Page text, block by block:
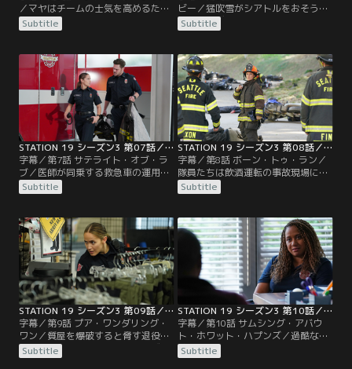
／マヤはチームの士気を高めるため
に隊員たちをキャンプに連れ出す
が、事態は予想外の展開となり、隊
心者たちを救うために奮闘する。プ
ルイットはアンディとの仲を修復し
ようと策を講じる。
Subtitle
ビー／猛吹雪がシアトルをおそう
中、トラヴィスは電話での難しい対
応を迫られる。ベンは同僚に対する
Subtitle
STATION 19 シーズン3 第07話／字幕
字幕／第7話 サテライト・オブ・ラ
ブ／医師が同乗する救急車の運用開
始準備を進めていたベンは、フェン
タニルがなくなったことでサリヴァ
かなくてはならなくなったジャック
とリゴは、お互いの違いに目をつぶ
ろうとする。
Subtitle
STATION 19 シーズン3 第08話／字幕
字幕／第8話 ボーン・トゥ・ラン／
隊員たちは飲酒運転の事故現場に駆
けつける。ディーンはプルイットか
らアドバイスを受ける。サリヴァン
を求める。
Subtitle
STATION 19 シーズン3 第09話／字幕
字幕／第9話 プア・ワンダリング・
ワン／質屋を爆破すると脅す退役軍
人を落ち着かせるために、サリヴァ
ンは海軍時代の思い出話をする。ヴ
Subtitle
STATION 19 シーズン3 第10話／字幕
字幕／第10話 サムシング・アバウ
ト・ホワット・ハプンズ／過酷な経
験により精神的に痛手を負った消防
士たちのもとを、心理学者が訪れ
Subtitle